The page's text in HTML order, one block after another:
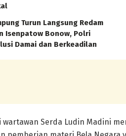
Turun Langsung Redam
Isenpatow Bonow, Polri
Damai dan Berkeadilan
wartawan Serda Ludin Madini